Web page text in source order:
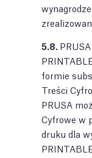
5.8.
formie
Treści
PRUSA
Cyfrowe w
druku dla